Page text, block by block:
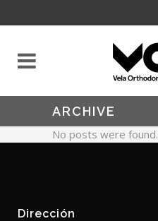
ARCHIVE
No posts were found.
Dirección